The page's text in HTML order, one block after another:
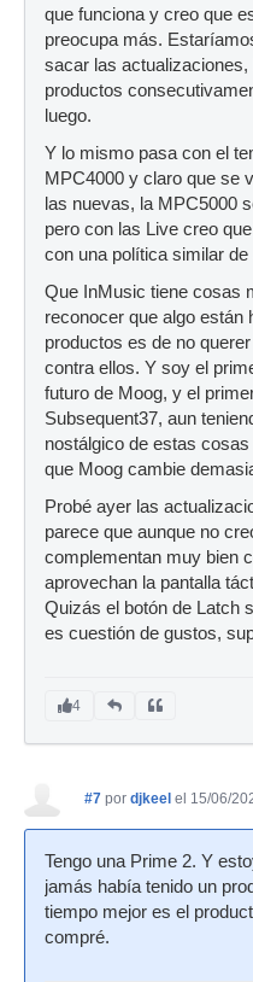
que funciona y creo que
preocupa más.
sacar las
productos
luego.
Y lo mismo pasa con el
MPC4000 y claro que se
las nuevas, la MPC5000
pero con las Live creo
con una política similar de
Que InMusic tiene cosas
reconocer que algo están
productos es de no
contra ellos. Y soy el
futuro de Moog, y el
Subsequent37, aun
nostálgico de estas
que Moog cambie
Probé ayer las
parece que aunque no
complementan muy bien
aprovechan la pantalla
Quizás el botón de Latch
es cuestión de gustos,
4
#7 por djkeel el 15/06/
Tengo una Prime 2. Y
jamás había tenido un
tiempo mejor es el
compré.